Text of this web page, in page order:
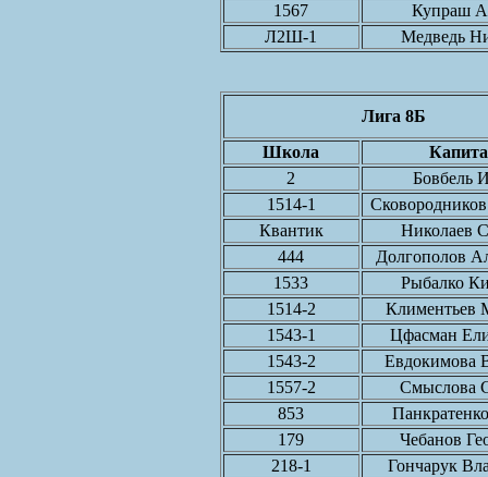
1567
Купраш
Л2Ш-1
Медведь
Лига 8Б
Школа
2
Бовбель
1514-1
Квантик
Николаев
444
Долгополов
1533
Рыбалко
1514-2
Климентьев
1543-1
Цфасман
1543-2
Евдокимова
1557-2
Смыслова
853
179
Чебанов
218-1
Гончарук